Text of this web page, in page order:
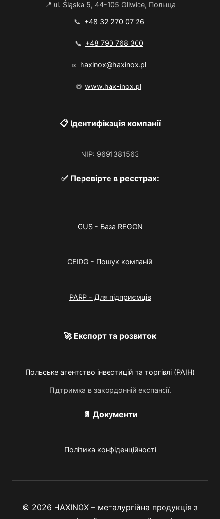
📍 ul. Śląska 5, 44-105 Gliwice, Польща
📞 +48 32 270 07 26
📞 +48 790 768 300
✉️ haxinox@haxinox.pl
🌐 www.hax-inox.pl
📋 Ідентифікація компанії
NIP: 9691381563
✅ Перевірте в реєстрах:
GUS - База REGON
CEIDG - Пошук компаній
PARP - Для підприємців
🚀 Експорт та розвиток
Польське агентство інвестицій та торгівлі (PAIH)
Підтримка в закордонній експансії.
📄 Документи
Політика конфіденційності
© 2026 HAXINOX – металургійна продукція з